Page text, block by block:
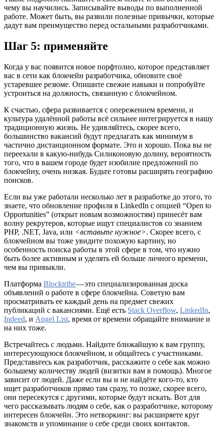
чему вы научились. Записывайте выводы по выполненной
работе. Может быть, вы развили полезные привычки, которые
дадут вам преимущество перед остальными разработчиками.
Шаг 5: применяйте
Когда у вас появится новое порфтолио, которое представляет
вас в сети как блокчейн разработчика, обновите своё
устаревшее резюме. Опишите свежие навыки и попробуйте
устроиться на должность, связанную с блокчейном.
К счастью, сфера развивается с опережением времени, и
культура удалённой работы всё сильнее интегрируется в нашу
традиционную жизнь. Не удивляйтесь, скорее всего,
большинство вакансий будут предлагать как минимум в
частично дистанционном формате. Это и хорошо. Пока вы не
переехали в какую-нибудь Силиконовую долину, вероятность
того, что в вашем городе будет изобилие предложений по
блокчейну, очень низкая. Будьте готовы расширять географию
поисков.
Если вы уже работали несколько лет в разработке до этого, то
знаете, что обновление профиля в LinkedIn с опцией “Open to
Opportunities” (открыт новым возможностям) принесёт вам
волну рекрутеров, которые ищут специалистов со знанием
PHP, .NET, Java, или <вставьте нужное>. Скорее всего, с
блокчейном вы тоже увидите похожую картину, но
особенность поиска работы в этой сфере в том, что нужно
быть более активным и уделять ей больше личного времени,
чем вы привыкли.
Платформа Blocktribe— это специализированная доска
объявлений о работе в сфере блокчейна. Советую вам
просматривать ее каждый день на предмет свежих
публикаций с вакансиями. Ещё есть Stack Overflow, LinkedIn,
Indeed, и Angel List, время от времени обращайте внимание и
на них тоже.
Встречайтесь с людьми. Найдите ближайшую к вам группу,
интересующуюся блокчейном, и общайтесь с участниками.
Представьтесь как разработчик, расскажите о себе как можно
большему количеству людей (визитки вам в помощь). Многое
зависит от людей. Даже если вы и не найдёте кого-то, кто
ищет разработчиков прямо там сразу, то позже, скорее всего,
они пересекутся с другими, которые будут искать. Вот для
чего рассказывать людям о себе, как о разработчике, которому
интересен блокчейн. Это нетворкинг: вы расширяете круг
знакомств и упоминание о себе среди своих контактов.